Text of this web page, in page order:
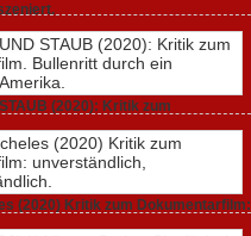
(2020): Kritik zum
Bullenritt durch ein gespaltenes
2 Comments
(2020) Kritik zum Dokumentarfilm:
unmissverständlich.